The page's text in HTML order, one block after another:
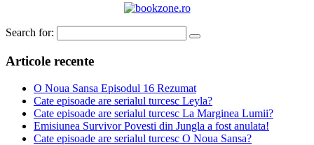
Search for:
Articole recente
O Noua Sansa Episodul 16 Rezumat
Cate episoade are serialul turcesc Leyla?
Cate episoade are serialul turcesc La Marginea Lumii?
Emisiunea Survivor Povesti din Jungla a fost anulata!
Cate episoade are serialul turcesc O Noua Sansa?